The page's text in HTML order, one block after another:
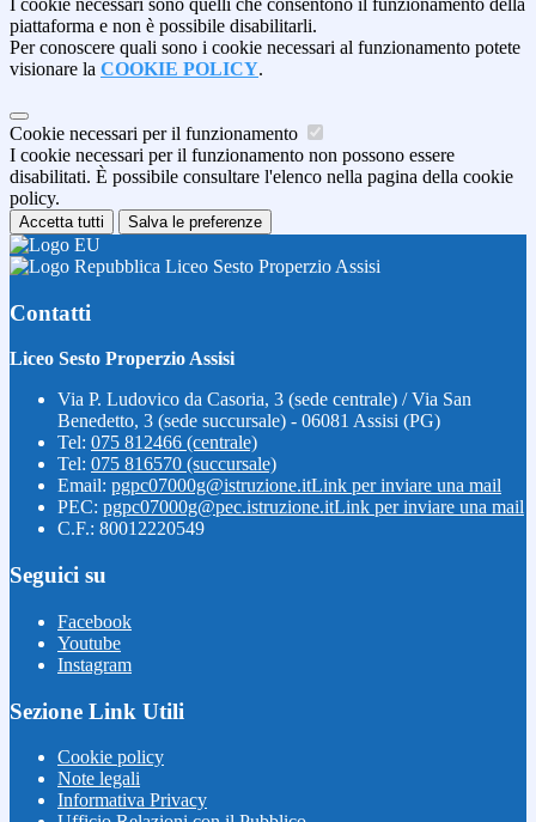
I cookie necessari sono quelli che consentono il funzionamento della
piattaforma e non è possibile disabilitarli.
Per conoscere quali sono i cookie necessari al funzionamento potete
visionare la COOKIE POLICY.
Cookie necessari per il funzionamento
I cookie necessari per il funzionamento non possono essere
disabilitati. È possibile consultare l'elenco nella pagina della cookie
policy.
Accetta tutti Salva le preferenze
Liceo Sesto Properzio Assisi
Contatti
Liceo Sesto Properzio Assisi
Via P. Ludovico da Casoria, 3 (sede centrale) / Via San
Benedetto, 3 (sede succursale) - 06081 Assisi (PG)
Tel: 075 812466 (centrale)
Tel: 075 816570 (succursale)
Email: pgpc07000g@istruzione.itLink per inviare una mail
PEC: pgpc07000g@pec.istruzione.itLink per inviare una mail
C.F.: 80012220549
Seguici su
Facebook
Youtube
Instagram
Sezione Link Utili
Cookie policy
Note legali
Informativa Privacy